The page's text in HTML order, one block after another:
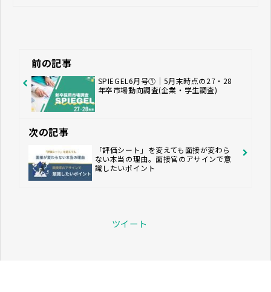
前の記事
SPIEGEL6月号①｜5月末時点の27・28
年卒市場動向調査(企業・学生調査)
次の記事
「評価シート」を変えても面接が変わら
ない本当の理由。面接官のアサインで意
識したいポイント
ツイート